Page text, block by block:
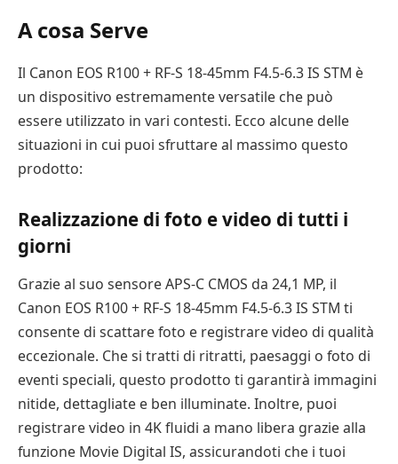
A cosa Serve
Il Canon EOS R100 + RF-S 18-45mm F4.5-6.3 IS STM è
un dispositivo estremamente versatile che può
essere utilizzato in vari contesti. Ecco alcune delle
situazioni in cui puoi sfruttare al massimo questo
prodotto:
Realizzazione di foto e video di tutti i
giorni
Grazie al suo sensore APS-C CMOS da 24,1 MP, il
Canon EOS R100 + RF-S 18-45mm F4.5-6.3 IS STM ti
consente di scattare foto e registrare video di qualità
eccezionale. Che si tratti di ritratti, paesaggi o foto di
eventi speciali, questo prodotto ti garantirà immagini
nitide, dettagliate e ben illuminate. Inoltre, puoi
registrare video in 4K fluidi a mano libera grazie alla
funzione Movie Digital IS, assicurandoti che i tuoi